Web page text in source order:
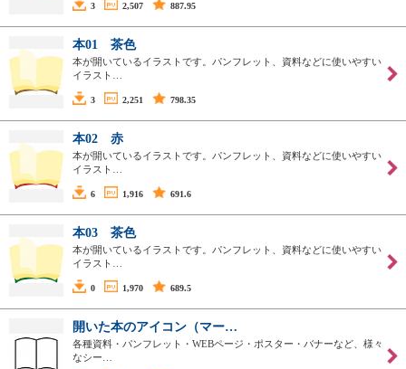
3 2,507 887.95
本01 茶色
本が開いているイラストです。パンフレット、資料などに使いやすい
イラスト…
3 2,251 798.35
本02 赤
本が開いているイラストです。パンフレット、資料などに使いやすい
イラスト…
6 1,916 691.6
本03 茶色
本が開いているイラストです。パンフレット、資料などに使いやすい
イラスト…
0 1,970 689.5
開いた本のアイコン（マー…
各種資料・パンフレット・WEBページ・ポスター・バナーなど、様々
なシー…